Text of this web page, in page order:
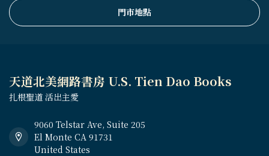
門市地點
天道北美網路書房 U.S. Tien Dao Books
扎根聖道 活出主愛
9060 Telstar Ave, Suite 205
El Monte CA 91731
United States